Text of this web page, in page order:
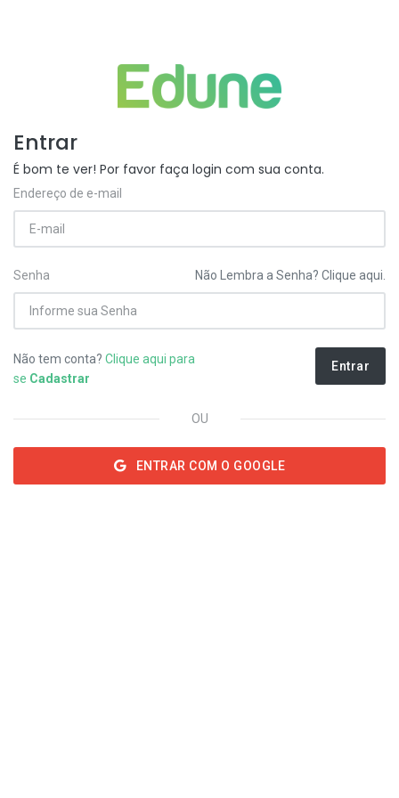
Entrar
É bom te ver! Por favor faça login com sua conta.
Endereço de e-mail
Senha Não Lembra a Senha? Clique aqui.
Não tem conta? Clique aqui para
se Cadastrar
Entrar
OU
ENTRAR COM O GOOGLE